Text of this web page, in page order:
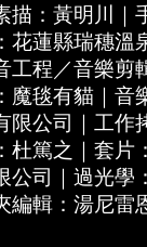
描：黃明川｜
花蓮縣瑞穗溫
工程／音樂剪
魔毯有貓｜音
限公司｜工作
杜篤之｜套片
公司｜過光學
編輯：湯尼雷